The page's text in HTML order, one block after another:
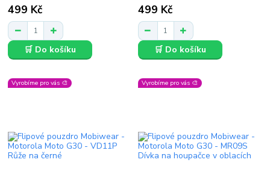
499 Kč
🛒 Do košíku
499 Kč
🛒 Do košíku
Vyrobíme pro vás 🎨 Vyrobíme pro vás 🎨